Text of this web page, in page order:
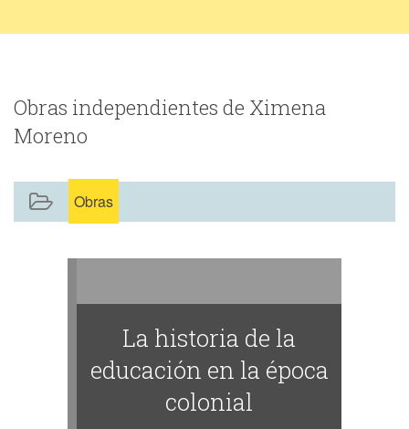
Obras independientes de Ximena
Moreno
Obras
La historia de la
educación en la época
colonial